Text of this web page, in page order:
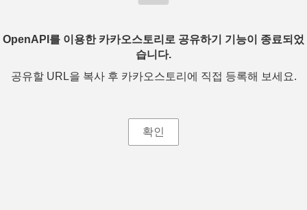
OpenAPI를 이용한 카카오스토리로 공유하기 기능이 종료되었
습니다.
공유할 URL을 복사 후 카카오스토리에 직접 등록해 보세요.
확인